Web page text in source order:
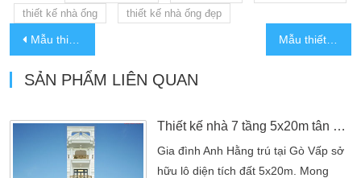
thiết kế nhà ống
thiết kế nhà ống đẹp
Mẫu thiết kế nhà phố kết hợp phòng trọ tại Gò Vấp
SẢN PHẨM LIÊN QUAN
Thiết kế nhà 7 tầng 5x20m tân cổ điển đẹp tại Gò Vấp
Gia đình Anh Hằng trú tại Gò Vấp sở
hữu lô diện tích đất 5x20m. Mong